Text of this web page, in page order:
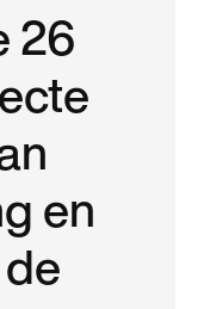
26
en